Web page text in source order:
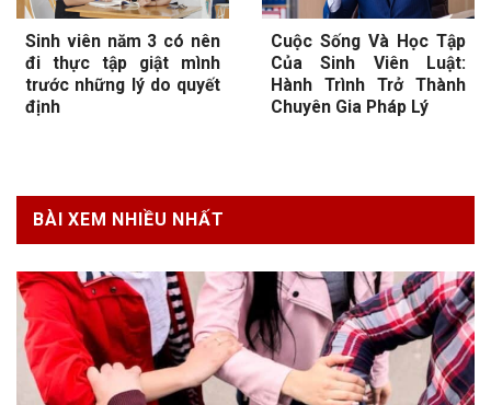
Sinh viên năm 3 có nên
đi thực tập giật mình
trước những lý do quyết
định
Cuộc Sống Và Học Tập
Của Sinh Viên Luật:
Hành Trình Trở Thành
Chuyên Gia Pháp Lý
BÀI XEM NHIỀU NHẤT